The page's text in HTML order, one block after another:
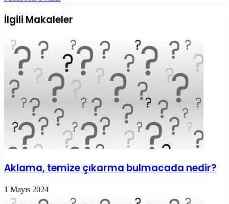
ile
paylaş
İlgili Makaleler
Aklama, temize çıkarma bulmacada nedir?
1 Mayıs 2024